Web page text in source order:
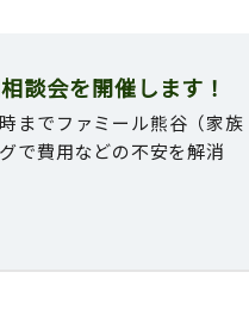
談会を開催します！
までファミール熊谷（家族
で費用などの不安を解消